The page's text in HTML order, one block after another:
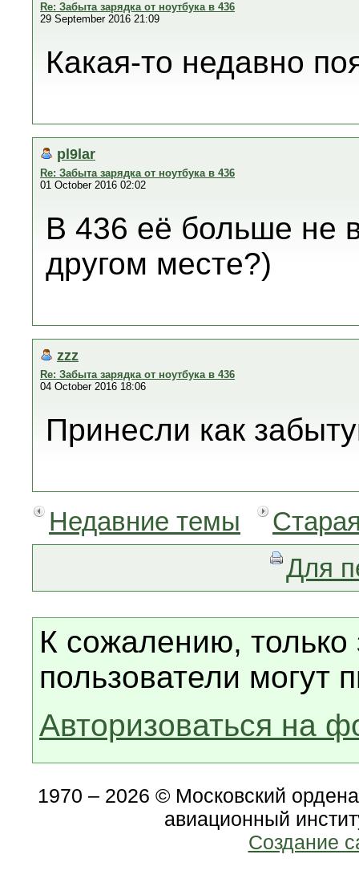
Re: Забыта зарядка от ноутбука в 436
29 September 2016 21:09
Какая-то недавно
pl9lar
Re: Забыта зарядка от ноутбука в 436
01 October 2016 02:02
В 436 её больше не
другом месте?)
zzz
Re: Забыта зарядка от ноутбука в 436
04 October 2016 18:06
Принесли как
Недавние темы
Для
К сожалению, только
пользователи могут
Авторизоваться на
1970 – 2026 © Московский
авиационный
Создание